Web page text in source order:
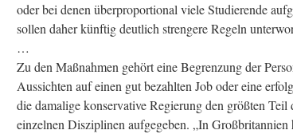
oder bei denen überproportional viele Studierende
sollen daher künftig deutlich strengere Regeln
…
Zu den Maßnahmen gehört eine Begrenzung der
Aussichten auf einen gut bezahlten Job oder eine
die damalige konservative Regierung den größten
einzelnen Disziplinen aufgegeben. „In